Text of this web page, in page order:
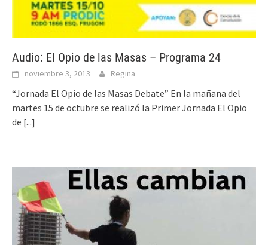
Audio: El Opio de las Masas – Programa 24
noviembre 3, 2013 Regina
“Jornada El Opio de las Masas Debate” En la mañana del
martes 15 de octubre se realizó la Primer Jornada El Opio
de [...]